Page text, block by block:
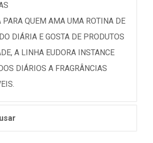
QUEM AMA UMA ROTINA DE
DIÁRIA E GOSTA DE PRODUTOS
A LINHA EUDORA INSTANCE
DIÁRIOS A FRAGRÂNCIAS